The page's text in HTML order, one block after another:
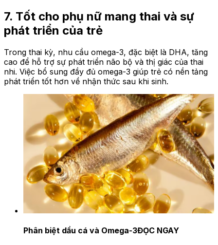
7. Tốt cho phụ nữ mang thai và sự
phát triển của trẻ
Trong thai kỳ, nhu cầu omega-3, đặc biệt là DHA, tăng
cao để hỗ trợ sự phát triển não bộ và thị giác của thai
nhi. Việc bổ sung đầy đủ omega-3 giúp trẻ có nền tảng
phát triển tốt hơn về nhận thức sau khi sinh.
Phân biệt dầu cá và Omega-3ĐỌC NGAY